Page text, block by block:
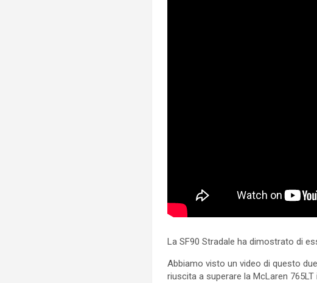
La SF90 Stradale ha dimostrato di
Abbiamo visto un video di questo
riuscita a superare la McLaren